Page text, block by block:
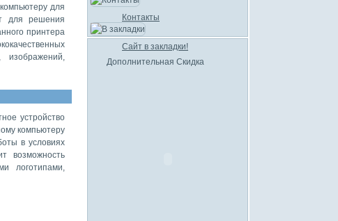
для
для решения
принтера
изображений,
устройство
компьютеру
в условиях
возможность
логотипами,
Контакты
Сайт в закладки!
Дополнительная Скидка